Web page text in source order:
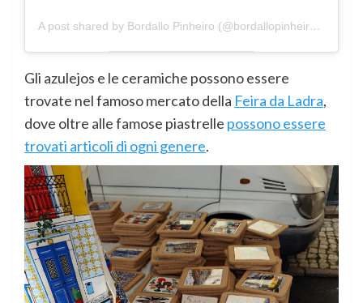
A post shared by Bordallo Pinheiro (@bordallopinheiroofficial)
Gli azulejos e le ceramiche possono essere
trovate nel famoso mercato della Feira da Ladra,
dove oltre alle famose piastrelle possono essere
trovati articoli di ogni genere.